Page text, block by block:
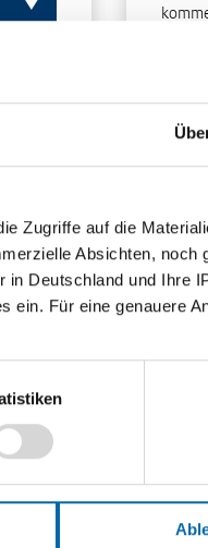
Zugriffe auf die
Absichten, noch
in Deutschland und Ihre
ein. Für eine genauere
ein
sie
Modelle
Format